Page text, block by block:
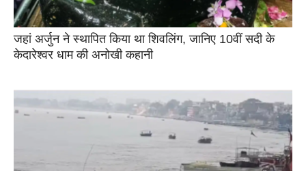
जहां अर्जुन ने स्थापित किया था शिवलिंग, जानिए 10वीं सदी के
केदारेश्वर धाम की अनोखी कहानी